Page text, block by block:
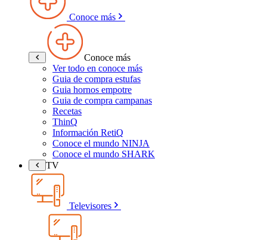
Conoce más
Conoce más
Ver todo en conoce más
Guia de compra estufas
Guia hornos empotre
Guia de compra campanas
Recetas
ThinQ
Información RetiQ
Conoce el mundo NINJA
Conoce el mundo SHARK
TV
Televisores